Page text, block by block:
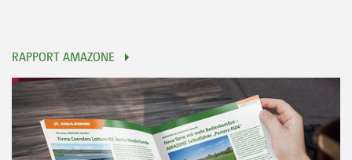
RAPPORT AMAZONE